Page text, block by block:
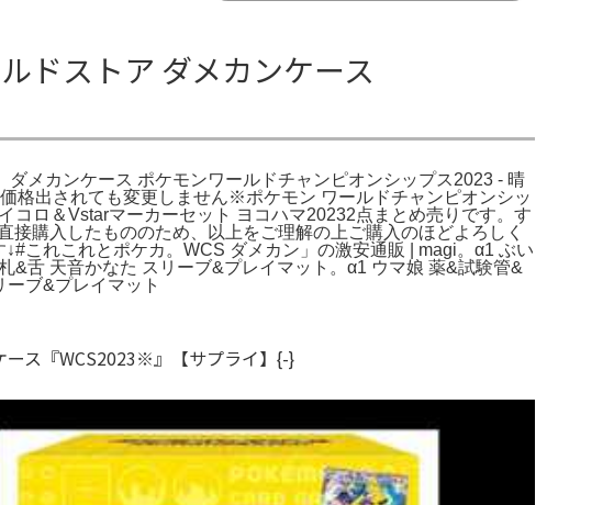
ドストア ダメカンケース
メカンケース ポケモンワールドチャンピオンシップス2023 - 晴
出されても変更しません※ポケモン ワールドチャンピオンシッ
ロ＆Vstarマーカーセット ヨコハマ20232点まとめ売りです。す
購入したもののため、以上をご理解の上ご購入のほどよろしく
これこれとポケカ。WCS ダメカン」の激安通販 | magi。α1 ぶい
舌 天音かなた スリーブ&プレイマット。α1 ウマ娘 薬&試験管&
ブ&プレイマット